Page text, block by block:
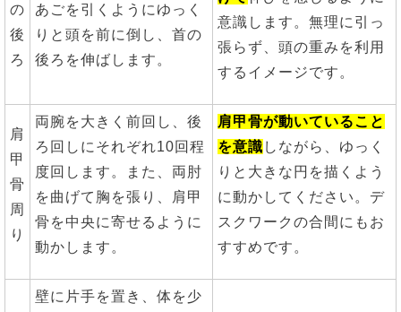
の
後
ろ
あごを引くようにゆっく
りと頭を前に倒し、首の
後ろを伸ばします。
意識します。無理に引っ
張らず、頭の重みを利用
するイメージです。
肩
甲
骨
周
り
両腕を大きく前回し、後
ろ回しにそれぞれ10回程
度回します。また、両肘
を曲げて胸を張り、肩甲
骨を中央に寄せるように
動かします。
肩甲骨が動いていること
を意識 しながら、ゆっく
りと大きな円を描くよう
に動かしてください。デ
スクワークの合間にもお
すすめです。
壁に片手を置き、体を少